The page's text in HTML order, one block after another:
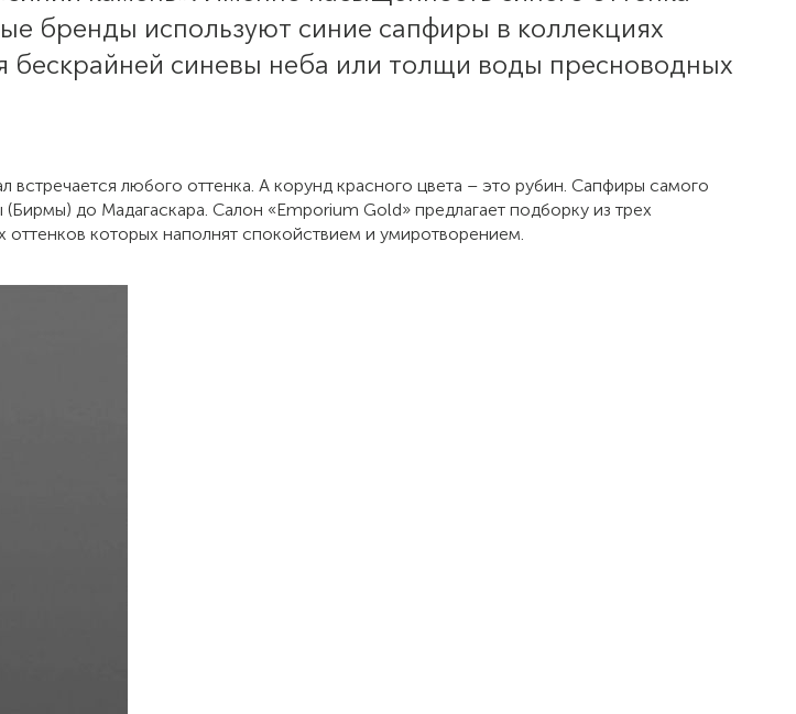
бренды используют синие сапфиры в коллекциях
бескрайней синевы неба или толщи воды пресноводных
любого оттенка. А корунд красного цвета – это рубин. Сапфиры самого
до Мадагаскара. Салон «Emporium Gold» предлагает подборку из трех
которых наполнят спокойствием и умиротворением.